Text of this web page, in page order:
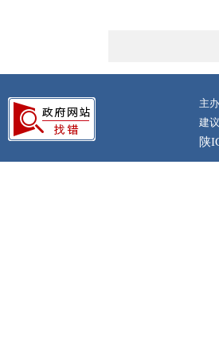
主
建
陕